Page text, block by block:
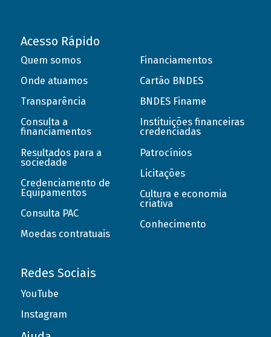
Acesso Rápido
Quem somos
Onde atuamos
Transparência
Consulta a
financiamentos
Resultados para a
sociedade
Credenciamento de
Equipamentos
Consulta PAC
Moedas contratuais
Financiamentos
Cartão BNDES
BNDES Finame
Instituições financeiras
credenciadas
Patrocínios
Licitações
Cultura e economia
criativa
Conhecimento
Redes Sociais
YouTube
Instagram